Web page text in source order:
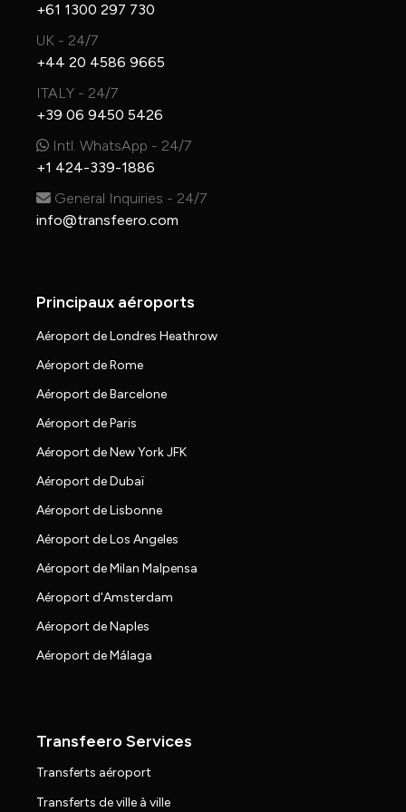
+61 1300 297 730
UK - 24/7
+44 20 4586 9665
ITALY - 24/7
+39 06 9450 5426
Intl. WhatsApp - 24/7
+1 424-339-1886
General Inquiries - 24/7
info@transfeero.com
Principaux aéroports
Aéroport de Londres Heathrow
Aéroport de Rome
Aéroport de Barcelone
Aéroport de Paris
Aéroport de New York JFK
Aéroport de Dubaï
Aéroport de Lisbonne
Aéroport de Los Angeles
Aéroport de Milan Malpensa
Aéroport d'Amsterdam
Aéroport de Naples
Aéroport de Málaga
Transfeero Services
Transferts aéroport
Transferts de ville à ville